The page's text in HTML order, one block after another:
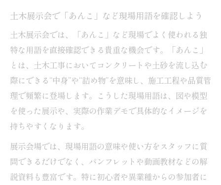
土木展示会で「あんこ」など現場用語を確認しよう
土木展示会では、「あんこ」など現場でよく使われる独
特な用語を直接確認できる貴重な機会です。「あんこ」
とは、土木工事においてコンクリートや土砂を流し込む
際にできる“中身”や“詰め物”を意味し、施工工程や品質管
理で頻繁に登場します。こうした現場用語は、図や模型
を使った展示や、実際の作業デモで具体的なイメージを
持ちやすくなります。
展示会場では、現場用語の意味や使い方をスタッフに質
問できるだけでなく、パンフレットや動画教材などの解
説資料も豊富です。特に初心者や異業種からの参加者に